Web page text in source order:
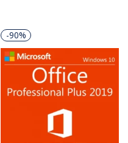
-90%